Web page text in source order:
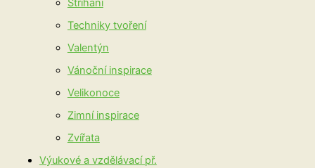
Stříhání
Techniky tvoření
Valentýn
Vánoční inspirace
Velikonoce
Zimní inspirace
Zvířata
Výukové a vzdělávací př.